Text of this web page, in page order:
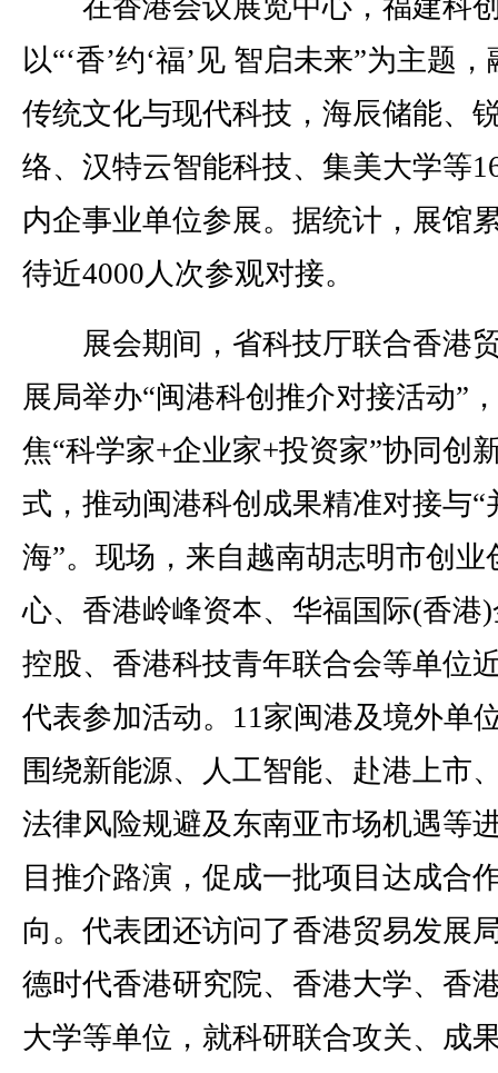
在香港会议展览中心，福建科
以“‘香’约‘福’见 智启未来”为主题
传统文化与现代科技，海辰储能、
络、汉特云智能科技、集美大学等
内企事业单位参展。据统计，展馆
待近4000人次参观对接。
展会期间，省科技厅联合香港
展局举办“闽港科创推介对接活动”
焦“科学家+企业家+投资家”协同创
式，推动闽港科创成果精准对接与“
海”。现场，来自越南胡志明市创业
心、香港岭峰资本、华福国际(香港
控股、香港科技青年联合会等单位
代表参加活动。11家闽港及境外单
围绕新能源、人工智能、赴港上市
法律风险规避及东南亚市场机遇等
目推介路演，促成一批项目达成合
向。代表团还访问了香港贸易发展
德时代香港研究院、香港大学、香
大学等单位，就科研联合攻关、成